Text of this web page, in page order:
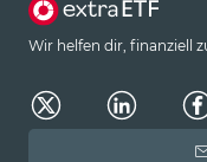
Wir helfen dir, finanziell